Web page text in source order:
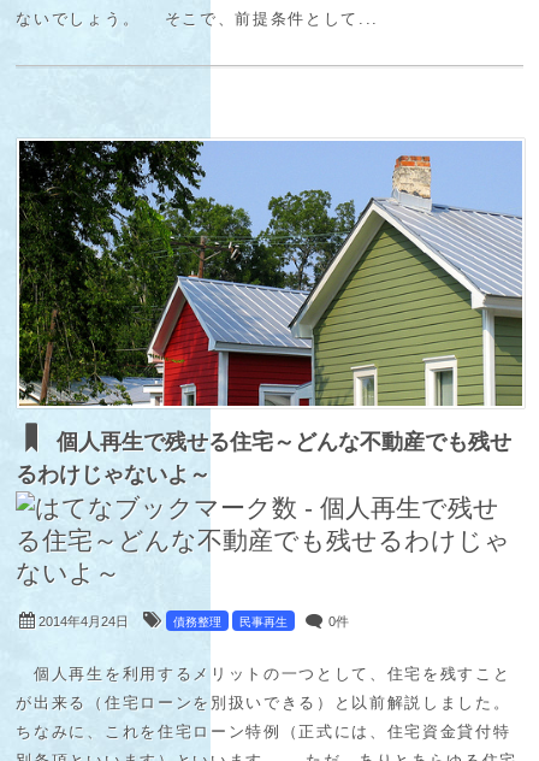
ないでしょう。 そこで、前提条件として...
個人再生で残せる住宅～どんな不動産でも残せ
るわけじゃないよ～
2014年4月24日 債務整理 民事再生 0件
個人再生を利用するメリットの一つとして、住宅を残すこと
が出来る（住宅ローンを別扱いできる）と以前解説しました。
ちなみに、これを住宅ローン特例（正式には、住宅資金貸付特